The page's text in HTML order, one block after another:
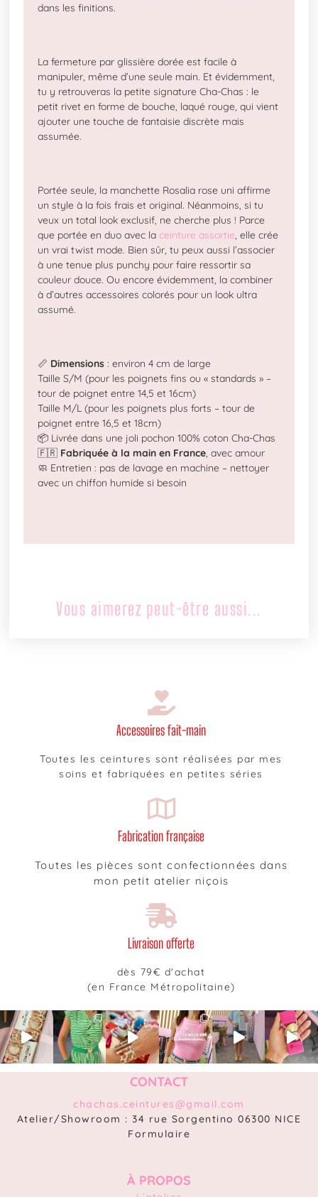
dans les finitions.
La fermeture par glissière dorée est facile à
manipuler, même d’une seule main. Et évidemment,
tu y retrouveras la petite signature Cha-Chas : le
petit rivet en forme de bouche, laqué rouge, qui vient
ajouter une touche de fantaisie discrète mais
assumée.
Portée seule, la manchette Rosalia rose uni affirme
un style à la fois frais et original. Néanmoins, si tu
veux un total look exclusif, ne cherche plus ! Parce
que portée en duo avec laceinture assortie, elle crée
un vrai twist mode. Bien sûr, tu peux aussi l’associer
à une tenue plus punchy pour faire ressortir sa
couleur douce. Ou encore évidemment, la combiner
à d’autres accessoires colorés pour un look ultra
assumé.
📏 Dimensions : environ 4 cm de large
Taille S/M (pour les poignets fins ou « standards » –
tour de poignet entre 14,5 et 16cm)
Taille M/L (pour les poignets plus forts – tour de
poignet entre 16,5 et 18cm)
📦 Livrée dans une joli pochon 100% coton Cha-Chas
🇫🇷 Fabriquée à la main en France, avec amour
🧼 Entretien : pas de lavage en machine – nettoyer
avec un chiffon humide si besoin
Vous aimerez peut-être aussi...
Accessoires fait-main
Toutes les ceintures sont réalisées par mes
soins et fabriquées en petites séries
Fabrication française
Toutes les pièces sont confectionnées dans
mon petit atelier niçois
Livraison offerte
dès 79€ d'achat
(en France Métropolitaine)
CONTACT
chachas.ceintures@gmail.com
Atelier/Showroom : 34 rue Sorgentino 06300 NICE
Formulaire
À PROPOS